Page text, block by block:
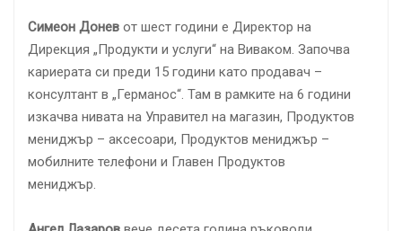
Симеон Донев от шест години е Директор на
Дирекция „Продукти и услуги“ на Виваком. Започва
кариерата си преди 15 години като продавач –
консултант в „Германос“. Там в рамките на 6 години
изкачва нивата на Управител на магазин, Продуктов
мениджър – аксесоари, Продуктов мениджър –
мобилните телефони и Главен Продуктов
мениджър.